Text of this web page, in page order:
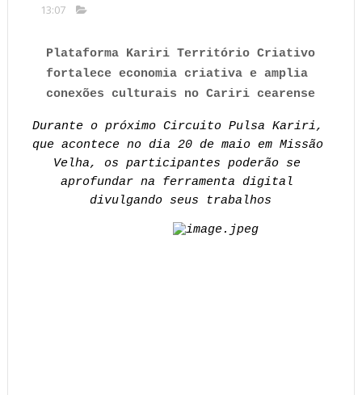
13:07
Plataforma Kariri Território Criativo
fortalece economia criativa e amplia
conexões culturais no Cariri cearense
Durante o próximo Circuito Pulsa Kariri,
que acontece no dia 20 de maio em Missão
Velha, os participantes poderão se
aprofundar na ferramenta digital
divulgando seus trabalhos